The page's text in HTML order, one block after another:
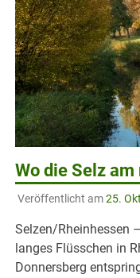
Wo die Selz
Veröffentlicht am25.
Selzen/Rheinhessen
langes Flüsschen in
Donnersberg